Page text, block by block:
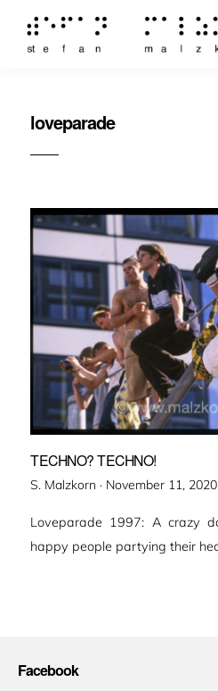
loveparade
TECHNO? TECHNO!
S. Malzkorn · Veröffentlicht
November 11, 2020
Loveparade 1997: A crazy
happy people partying their
Facebook